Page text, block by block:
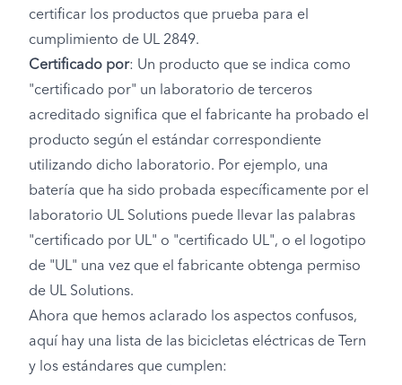
certificar los productos que prueba para el
cumplimiento de UL 2849.
Certificado por: Un producto que se indica como
"certificado por" un laboratorio de terceros
acreditado significa que el fabricante ha probado el
producto según el estándar correspondiente
utilizando dicho laboratorio. Por ejemplo, una
batería que ha sido probada específicamente por el
laboratorio UL Solutions puede llevar las palabras
"certificado por UL" o "certificado UL", o el logotipo
de "UL" una vez que el fabricante obtenga permiso
de UL Solutions.
Ahora que hemos aclarado los aspectos confusos,
aquí hay una lista de las bicicletas eléctricas de Tern
y los estándares que cumplen: